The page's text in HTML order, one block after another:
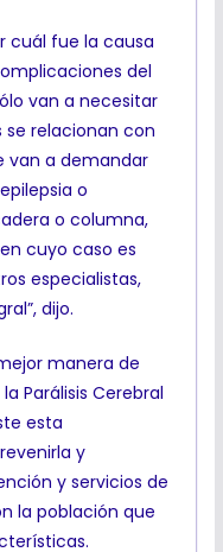
cuál fue la causa
del
van a necesitar
se relacionan con
van a demandar
o
o columna,
cuyo caso es
especialistas,
dijo.
manera de
Parálisis Cerebral
esta
y
y servicios de
la población que